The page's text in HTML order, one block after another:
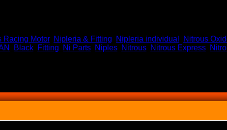
Racing Motor, Nipleria & Fitting Nipleria individual Nitrous
Black Fitting Ni Parts Niples Nitrous Nitrous Express